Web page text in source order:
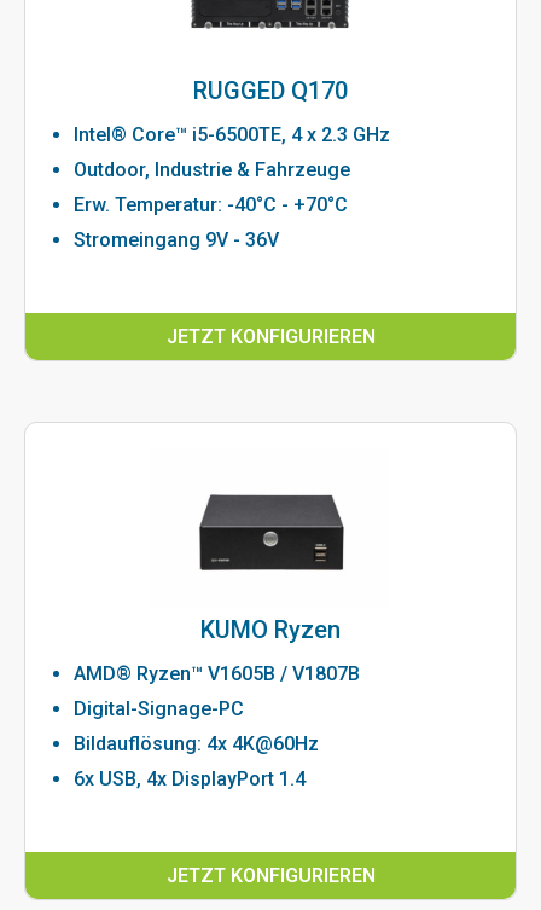
RUGGED Q170
Intel® Core™ i5-6500TE, 4 x 2.3 GHz
Outdoor, Industrie & Fahrzeuge
Erw. Temperatur: -40°C - +70°C
Stromeingang 9V - 36V
JETZT KONFIGURIEREN
KUMO Ryzen
AMD® Ryzen™ V1605B / V1807B
Digital-Signage-PC
Bildauflösung: 4x 4K@60Hz
6x USB, 4x DisplayPort 1.4
JETZT KONFIGURIEREN